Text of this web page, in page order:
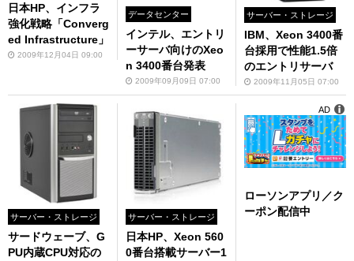
日本HP、インフラ
強化戦略「Converg
ed Infrastructure」
2009年12月04日 09:00
データセンター
インテル、エントリ
ーサーバ向けのXeo
n 3400番台発表
2009年09月09日 07:00
サーバー・ストレージ
IBM、Xeon 3400番
台採用で性能1.5倍
のエントリサーバ
2009年11月05日 07:00
サーバー・ストレージ
サードウェーブ、G
PU内蔵CPU対応の
サーバー・ストレージ
日本HP、Xeon 560
0番台搭載サーバー1
ローソンアプリ／ク
ーポン配信中
AD